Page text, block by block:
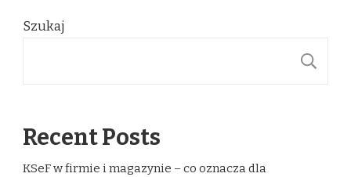
Szukaj
Recent Posts
KSeF w firmie i magazynie – co oznacza dla